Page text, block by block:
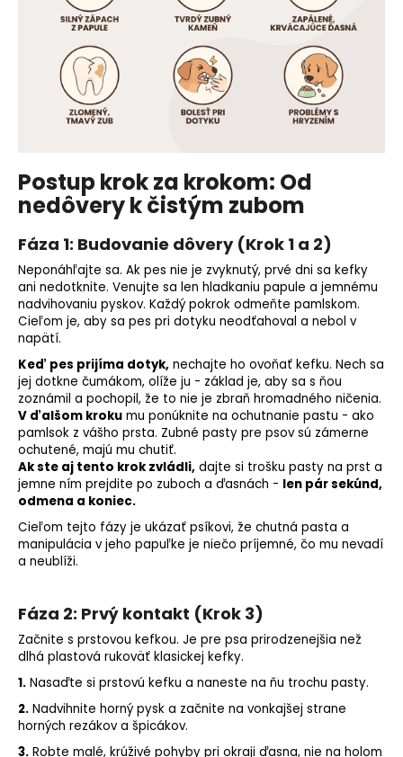
Postup krok za krokom: Od
nedôvery k čistým zubom
Fáza 1: Budovanie dôvery (Krok 1 a 2)
Neponáhľajte sa. Ak pes nie je zvyknutý, prvé dni sa kefky
ani nedotknite. Venujte sa len hladkaniu papule a jemnému
nadvihovaniu pyskov. Každý pokrok odmeňte pamlskom.
Cieľom je, aby sa pes pri dotyku neodťahoval a nebol v
napätí.
Keď pes prijíma dotyk, nechajte ho ovoňať kefku. Nech sa
jej dotkne čumákom, olíže ju - základ je, aby sa s ňou
zoznámil a pochopil, že to nie je zbraň hromadného ničenia.
V ďalšom kroku mu ponúknite na ochutnanie pastu - ako
pamlsok z vášho prsta. Zubné pasty pre psov sú zámerne
ochutené, majú mu chutiť.
Ak ste aj tento krok zvládli, dajte si trošku pasty na prst a
jemne ním prejdite po zuboch a ďasnách - len pár sekúnd,
odmena a koniec.
Cieľom tejto fázy je ukázať psíkovi, že chutná pasta a
manipulácia v jeho papuľke je niečo príjemné, čo mu nevadí
a neublíži.
Fáza 2: Prvý kontakt (Krok 3)
Začnite s prstovou kefkou. Je pre psa prirodzenejšia než
dlhá plastová rukoväť klasickej kefky.
1. Nasaďte si prstovú kefku a naneste na ňu trochu pasty.
2. Nadvihnite horný pysk a začnite na vonkajšej strane
horných rezákov a špicákov.
3. Robte malé, krúživé pohyby pri okraji ďasna, nie na holom